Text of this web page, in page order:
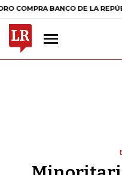
BANCO DE LA REPÚBLICA $